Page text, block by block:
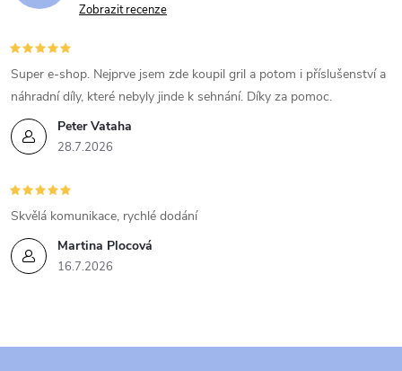
Zobrazit recenze
Peter Vataha
28.7.2026
Super e-shop. Nejprve jsem zde koupil gril a potom i příslušenství a
náhradní díly, které nebyly jinde k sehnání. Díky za pomoc.
Martina Plocová
16.7.2026
Skvělá komunikace, rychlé dodání